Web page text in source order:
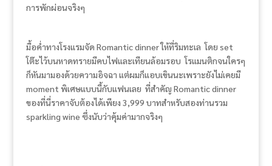
การพักผ่อนจริงๆ
มื้อค่ำทางโรงแรมจัด Romantic dinner ให้ที่ริมทะเล โดย set
โต๊ะไว้บนหาดทรายมีคบไฟและเทียนล้อมรอบ โรแมนติกจนใครๆ
ก็หันมามองด้วยความอิจฉา แต่ผมก็แอบเขินนะเพราะยังไม่เคยมี
moment พิเศษแบบนี้กับแฟนเลย ที่สำคัญ Romantic dinner
ของที่นี่ราคาจับต้องได้เพียง 3,999 บาทสำหรับสองท่านรวม
sparkling wine ซึ่งนับว่าคุ้มค่ามากจริงๆ